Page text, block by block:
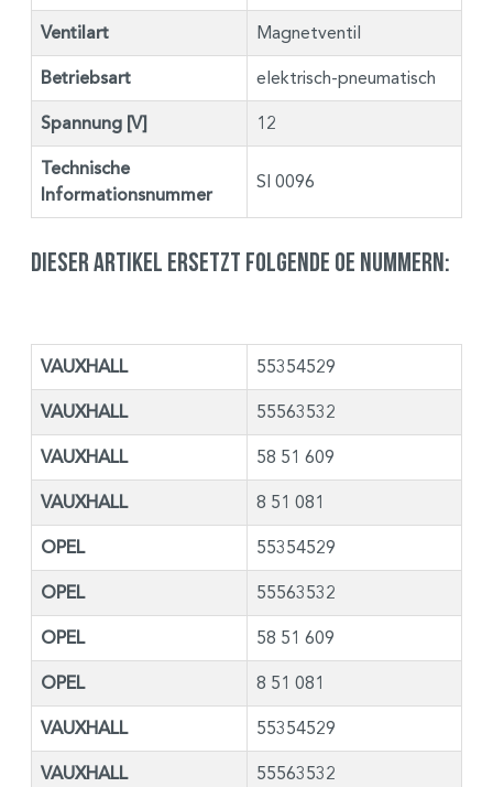
Ventilart Magnetventil
Betriebsart elektrisch-pneumatisch
Spannung [V] 12
Technische
Informationsnummer
SI 0096
Dieser Artikel ersetzt folgende OE Nummern:
VAUXHALL 55354529
VAUXHALL 55563532
VAUXHALL 58 51 609
VAUXHALL 8 51 081
OPEL 55354529
OPEL 55563532
OPEL 58 51 609
OPEL 8 51 081
VAUXHALL 55354529
VAUXHALL 55563532